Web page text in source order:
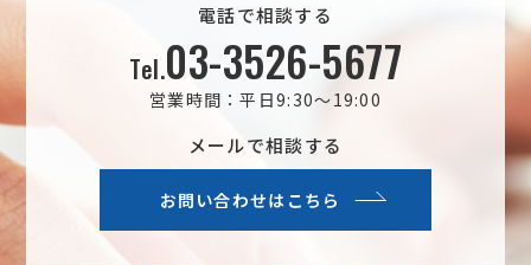
電話で相談する
Tel.03-3526-5677
営業時間：平日9:30～19:00
メールで相談する
お問い合わせはこちら